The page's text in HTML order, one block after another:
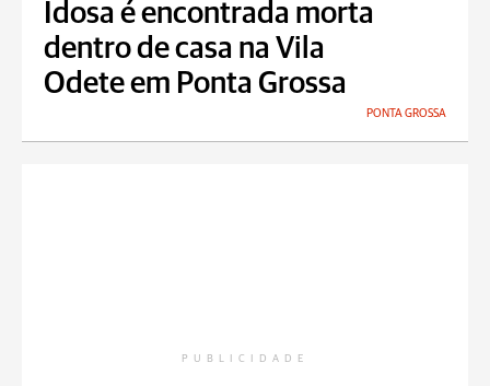
Idosa é encontrada morta
dentro de casa na Vila
Odete em Ponta Grossa
PONTA GROSSA
PUBLICIDADE